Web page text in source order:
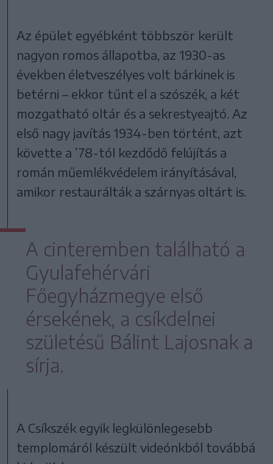
Az épület egyébként többször került
nagyon romos állapotba, az 1930-as
években életveszélyes volt bárkinek is
betérni – ekkor tűnt el a szószék, a két
mozgatható oltár és a sekrestyeajtó. Az
első nagy javítás 1934-ben történt, azt
követte a ’78-tól kezdődő felújítás a
román műemlékvédelem irányításával,
amikor restaurálták a szárnyas oltárt is.
A cinteremben található a
Gyulafehérvári
Főegyházmegye első
érsekének, a csíkdelnei
születésű Bálint Lajosnak a
sírja.
A Csíkszék egyik legkülönlegesebb
templomáról készült videónkból továbbá